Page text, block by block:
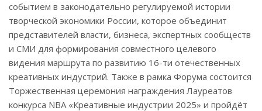
событием в законодательно регулируемой истории
творческой экономики России, которое объединит
представителей власти, бизнеса, экспертных сообществ
и СМИ для формирования совместного целевого
видения маршрута по развитию 16-ти отечественных
креативных индустрий. Также в рамка Форума состоится
Торжественная церемония награждения Лауреатов
конкурса NBA «Креативные индустрии 2025» и пройдёт